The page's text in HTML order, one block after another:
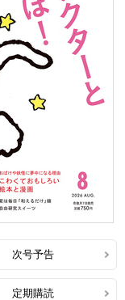
次号予告
定期購読